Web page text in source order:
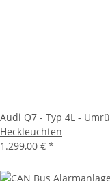
Audi Q7 - Typ 4L -
Heckleuchten
1.299,00 € *